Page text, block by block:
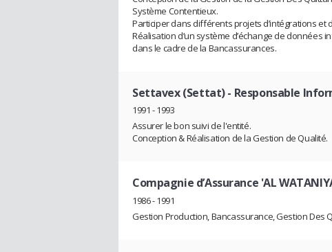
Système Contentieux.
Participer dans différents projets d’intégrations et
Réalisation d’un système d’échange de
dans le cadre de la Bancassurances.
Settavex (Settat)- Responsable
1991 - 1993
Assurer le bon suivi de l'entité.
Conception & Réalisation de la Gestion de Qualité.
Compagnie d’Assurance 'AL
1986 - 1991
Gestion Production, Bancassurance, Gestion Des